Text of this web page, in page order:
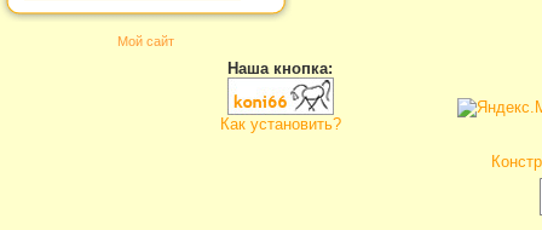
Мой сайт
Наша кнопка:
Как установить?